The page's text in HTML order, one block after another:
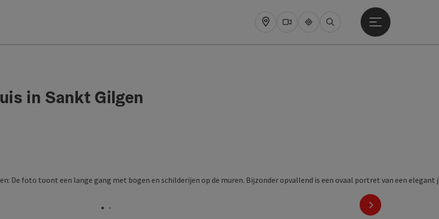
Map WebcamsUpperguide
Zoeken
Startmenu openen
in Sankt Gilgen
nächstes Element